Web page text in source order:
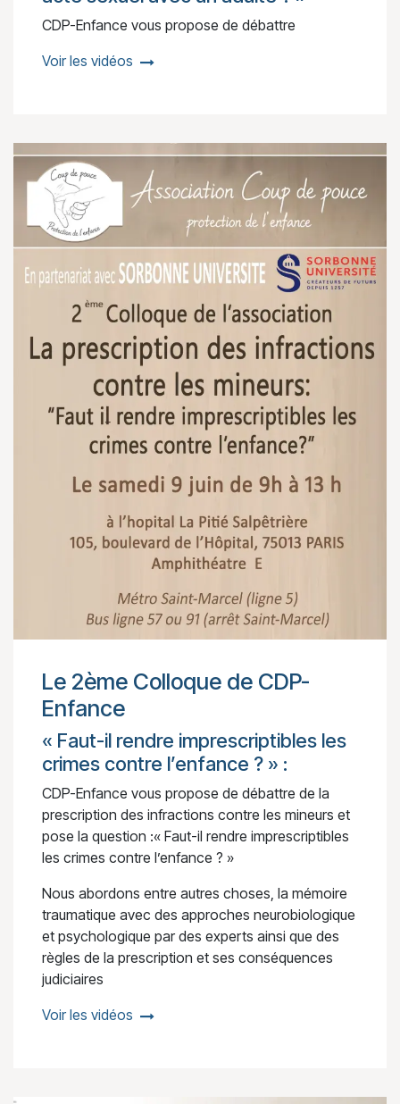
CDP-Enfance vous propose de débattre
Voir les vidéos
Le 2ème Colloque de CDP-
Enfance
« Faut-il rendre imprescriptibles les
crimes contre l’enfance ? » :
CDP-Enfance vous propose de débattre de la
prescription des infractions contre les mineurs et
pose la question :« Faut-il rendre imprescriptibles
les crimes contre l’enfance ? »
Nous abordons entre autres choses, la mémoire
traumatique avec des approches neurobiologique
et psychologique par des experts ainsi que des
règles de la prescription et ses conséquences
judiciaires
Voir les vidéos